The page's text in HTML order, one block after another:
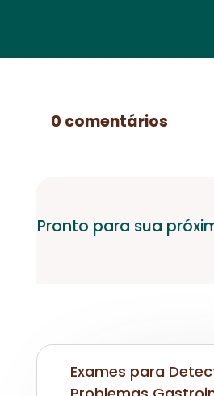
0 comentários
Pronto para sua
Exames para